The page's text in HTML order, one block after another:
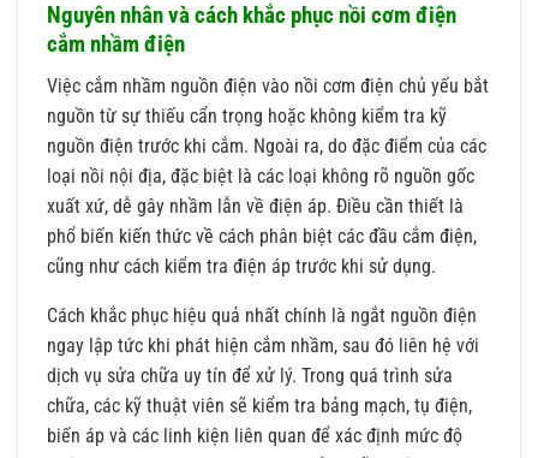
Nguyên nhân và cách khắc phục nồi cơm điện
cắm nhầm điện
Việc cắm nhầm nguồn điện vào nồi cơm điện chủ yếu bắt
nguồn từ sự thiếu cẩn trọng hoặc không kiểm tra kỹ
nguồn điện trước khi cắm. Ngoài ra, do đặc điểm của các
loại nồi nội địa, đặc biệt là các loại không rõ nguồn gốc
xuất xứ, dễ gây nhầm lẫn về điện áp. Điều cần thiết là
phổ biến kiến thức về cách phân biệt các đầu cắm điện,
cũng như cách kiểm tra điện áp trước khi sử dụng.
Cách khắc phục hiệu quả nhất chính là ngắt nguồn điện
ngay lập tức khi phát hiện cắm nhầm, sau đó liên hệ với
dịch vụ sửa chữa uy tín để xử lý. Trong quá trình sửa
chữa, các kỹ thuật viên sẽ kiểm tra bảng mạch, tụ điện,
biến áp và các linh kiện liên quan để xác định mức độ